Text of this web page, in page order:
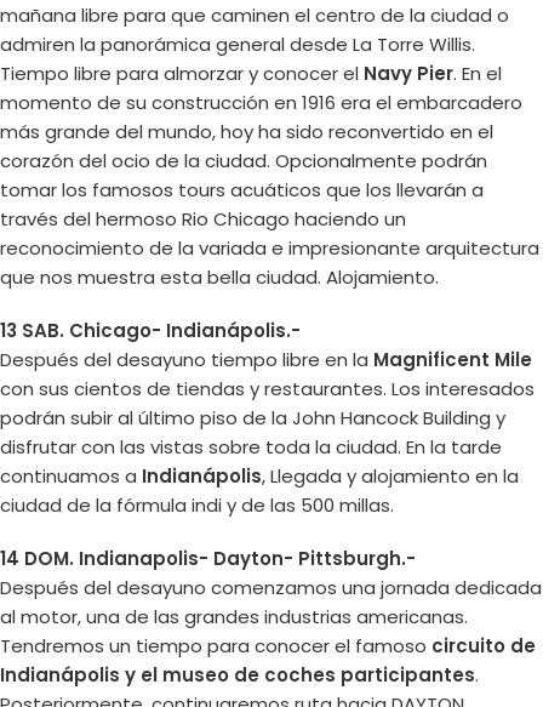
mañana libre para que caminen el centro de la ciudad o
admiren la panorámica general desde La Torre Willis.
Tiempo libre para almorzar y conocer el Navy Pier. En el
momento de su construcción en 1916 era el embarcadero
más grande del mundo, hoy ha sido reconvertido en el
corazón del ocio de la ciudad. Opcionalmente podrán
tomar los famosos tours acuáticos que los llevarán a
través del hermoso Rio Chicago haciendo un
reconocimiento de la variada e impresionante arquitectura
que nos muestra esta bella ciudad. Alojamiento.
13 SAB. Chicago- Indianápolis.-
Después del desayuno tiempo libre en la Magnificent Mile
con sus cientos de tiendas y restaurantes. Los interesados
podrán subir al último piso de la John Hancock Building y
disfrutar con las vistas sobre toda la ciudad. En la tarde
continuamos a Indianápolis, Llegada y alojamiento en la
ciudad de la fórmula indi y de las 500 millas.
14 DOM. Indianapolis- Dayton- Pittsburgh.-
Después del desayuno comenzamos una jornada dedicada
al motor, una de las grandes industrias americanas.
Tendremos un tiempo para conocer el famoso circuito de
Indianápolis y el museo de coches participantes.